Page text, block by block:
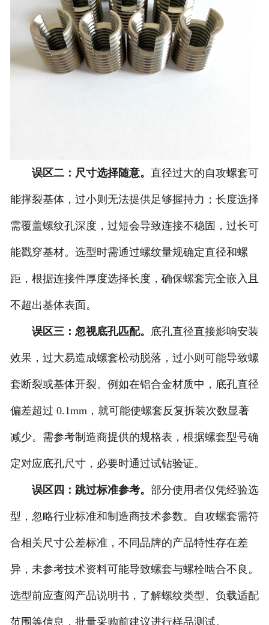
误区二：尺寸选择随意。 直径过大的自攻螺套可
能撑裂基体，过小则无法提供足够握持力；长度选择
需覆盖螺纹孔深度，过短会导致连接不稳固，过长可
能戳穿基材。选型时需通过螺纹量规确定直径和螺
距，根据连接件厚度选择长度，确保螺套完全嵌入且
不超出基体表面。
误区三：忽视底孔匹配。 底孔直径直接影响安装
效果，过大易造成螺套松动脱落，过小则可能导致螺
套断裂或基体开裂。例如在铝合金材质中，底孔直径
偏差超过 0.1mm，就可能使螺套反复拆装次数显著
减少。需参考制造商提供的规格表，根据螺套型号确
定对应底孔尺寸，必要时通过试钻验证。
误区四：跳过标准参考。 部分使用者仅凭经验选
型，忽略行业标准和制造商技术参数。自攻螺套需符
合相关尺寸公差标准，不同品牌的产品特性存在差
异，未参考技术资料可能导致螺套与螺栓啮合不良。
选型前应查阅产品说明书，了解螺纹类型、负载适配
范围等信息，批量采购前建议进行样品测试。